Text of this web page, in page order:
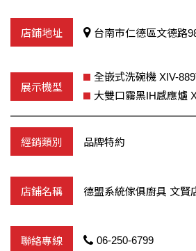
台南市仁德區文德路
全嵌式洗碗機 XIV-
大雙口霧黑IH感應爐
品牌特約
德盟系統傢俱廚具 文賢
06-250-6799